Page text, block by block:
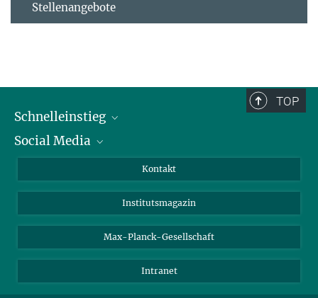
Stellenangebote
TOP
Schnelleinstieg
Alumni
Fördernde
Schulen
Studierende
Social Media
Bluesky
Facebook
YouTube
Kontakt
Institutsmagazin
Max-Planck-Gesellschaft
Intranet